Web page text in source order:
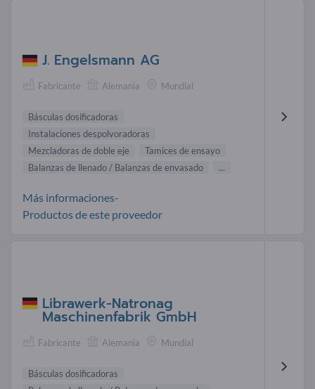
J. Engelsmann AG
Fabricante Alemania Mundial
Básculas dosificadoras
Instalaciones despolvoradoras
Mezcladoras de doble eje
Tamices de ensayo
Balanzas de llenado / Balanzas de envasado
...
Más informaciones-
Productos de este proveedor
Librawerk-Natronag
Maschinenfabrik GmbH
Fabricante Alemania Mundial
Básculas dosificadoras